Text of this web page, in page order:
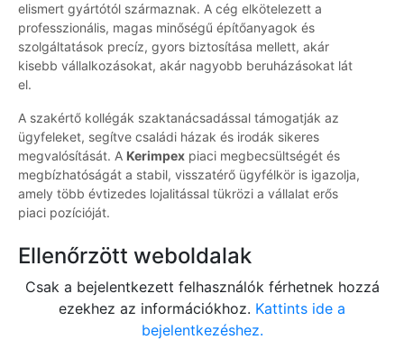
elismert gyártótól származnak. A cég elkötelezett a
professzionális, magas minőségű építőanyagok és
szolgáltatások precíz, gyors biztosítása mellett, akár
kisebb vállalkozásokat, akár nagyobb beruházásokat lát
el.
A szakértő kollégák szaktanácsadással támogatják az
ügyfeleket, segítve családi házak és irodák sikeres
megvalósítását. A Kerimpex piaci megbecsültségét és
megbízhatóságát a stabil, visszatérő ügyfélkör is igazolja,
amely több évtizedes lojalitással tükrözi a vállalat erős
piaci pozícióját.
Ellenőrzött weboldalak
Csak a bejelentkezett felhasználók férhetnek hozzá
ezekhez az információkhoz. Kattints ide a
bejelentkezéshez.